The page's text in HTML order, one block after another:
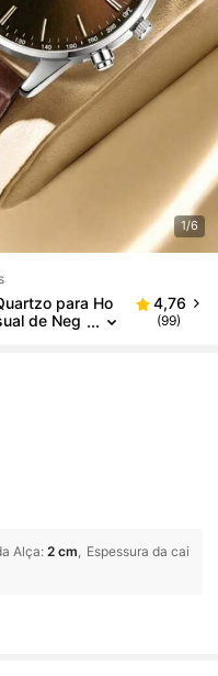
1/6
para Ho
de Neg
e Pais
4,76
(99)
Alça: 2 cm
Espessura da cai